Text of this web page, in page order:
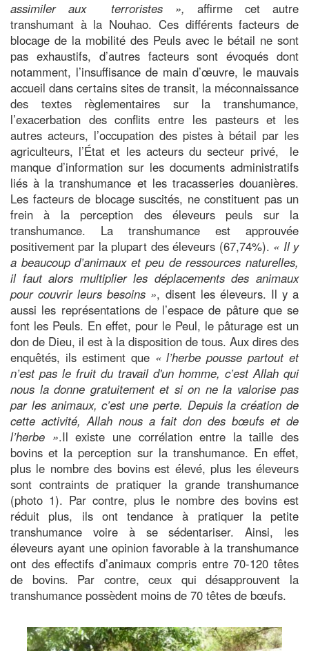
assimiler aux terroristes », affirme cet autre
transhumant à la Nouhao. Ces différents facteurs de
blocage de la mobilité des Peuls avec le bétail ne sont
pas exhaustifs, d’autres facteurs sont évoqués dont
notamment, l’insuffisance de main d’œuvre, le mauvais
accueil dans certains sites de transit, la méconnaissance
des textes règlementaires sur la transhumance,
l’exacerbation des conflits entre les pasteurs et les
autres acteurs, l’occupation des pistes à bétail par les
agriculteurs, l’État et les acteurs du secteur privé, le
manque d’information sur les documents administratifs
liés à la transhumance et les tracasseries douanières.
Les facteurs de blocage suscités, ne constituent pas un
frein à la perception des éleveurs peuls sur la
transhumance. La transhumance est approuvée
positivement par la plupart des éleveurs (67,74%). « Il y
a beaucoup d’animaux et peu de ressources naturelles,
il faut alors multiplier les déplacements des animaux
pour couvrir leurs besoins », disent les éleveurs. Il y a
aussi les représentations de l’espace de pâture que se
font les Peuls. En effet, pour le Peul, le pâturage est un
don de Dieu, il est à la disposition de tous. Aux dires des
enquêtés, ils estiment que« l’herbe pousse partout et
n’est pas le fruit du travail d'un homme, c’est Allah qui
nous la donne gratuitement et si on ne la valorise pas
par les animaux, c’est une perte. Depuis la création de
cette activité, Allah nous a fait don des bœufs et de
l’herbe ».Il existe une corrélation entre la taille des
bovins et la perception sur la transhumance. En effet,
plus le nombre des bovins est élevé, plus les éleveurs
sont contraints de pratiquer la grande transhumance
(photo 1). Par contre, plus le nombre des bovins est
réduit plus, ils ont tendance à pratiquer la petite
transhumance voire à se sédentariser. Ainsi, les
éleveurs ayant une opinion favorable à la transhumance
ont des effectifs d’animaux compris entre 70-120 têtes
de bovins. Par contre, ceux qui désapprouvent la
transhumance possèdent moins de 70 têtes de bœufs.
Image